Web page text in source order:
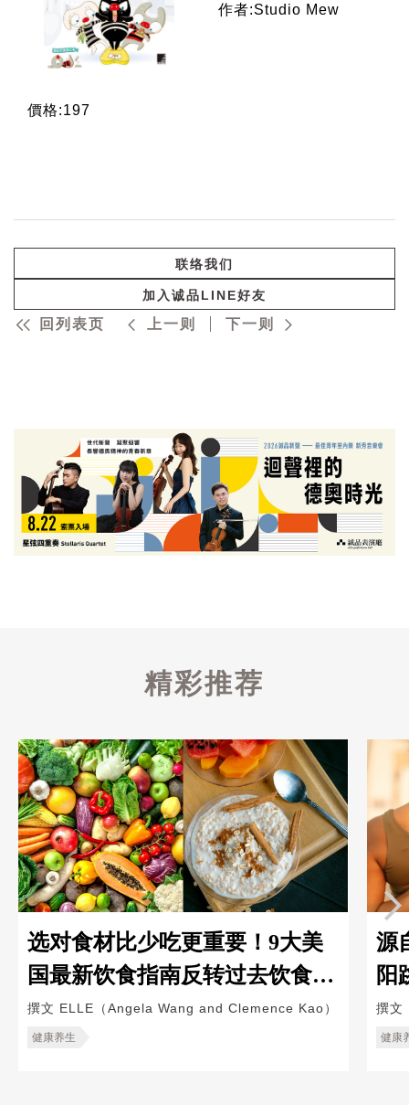
作者:Studio Mew
價格:197
联络我们
加入诚品LINE好友
回列表页 上一则 下一则
精彩推荐
选对食材比少吃更重要！9大美
国最新饮食指南反转过去饮食习
惯，打造健康好身材
撰文 ELLE（Angela Wang and Clemence Kao）
健康养生
源
阳
提
撰文
健康